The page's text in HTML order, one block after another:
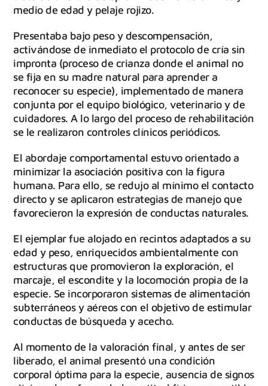
medio de edad y pelaje rojizo.
Presentaba bajo peso y descompensación,
activándose de inmediato el protocolo de cría sin
impronta (proceso de crianza donde el animal no
se fija en su madre natural para aprender a
reconocer su especie), implementado de manera
conjunta por el equipo biológico, veterinario y de
cuidadores. A lo largo del proceso de rehabilitación
se le realizaron controles clínicos periódicos.
El abordaje comportamental estuvo orientado a
minimizar la asociación positiva con la figura
humana. Para ello, se redujo al mínimo el contacto
directo y se aplicaron estrategias de manejo que
favorecieron la expresión de conductas naturales.
El ejemplar fue alojado en recintos adaptados a su
edad y peso, enriquecidos ambientalmente con
estructuras que promovieron la exploración, el
marcaje, el escondite y la locomoción propia de la
especie. Se incorporaron sistemas de alimentación
subterráneos y aéreos con el objetivo de estimular
conductas de búsqueda y acecho.
Al momento de la valoración final, y antes de ser
liberado, el animal presentó una condición
corporal óptima para la especie, ausencia de signos